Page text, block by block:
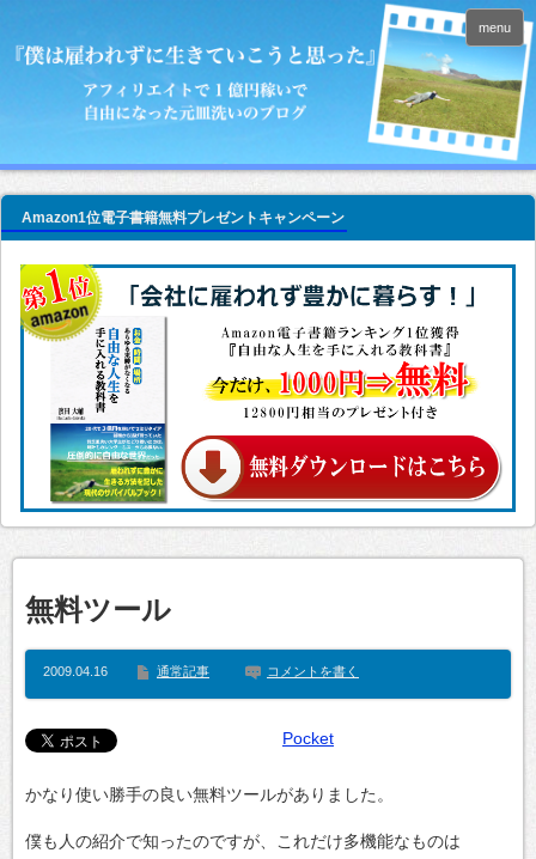
menu
Amazon1位電子書籍無料プレゼントキャンペーン
無料ツール
2009.04.16 通常記事 コメントを書く
Pocket
かなり使い勝手の良い無料ツールがありました。
僕も人の紹介で知ったのですが、これだけ多機能なものは